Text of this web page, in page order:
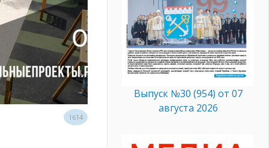
1614
Выпуск №30 (954) от 07
августа 2026